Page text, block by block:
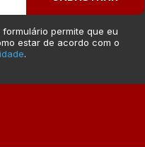
permite que eu
estar de acordo com o
.